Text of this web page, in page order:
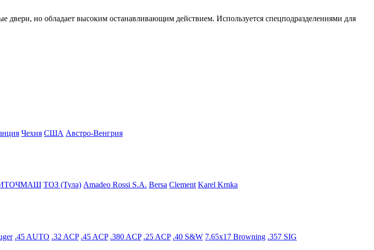
двери, но обладает высоким останавливающим действием. Используется спецподразделениями для
Чехия США Австро-Венгрия
ТОЗ (Тула) Amadeo Rossi S.A. Bersa Clement Karel Krnka
.45 AUTO .32 ACP .45 ACP .380 ACP .25 ACP .40 S&W 7.65x17 Browning .357 SIG